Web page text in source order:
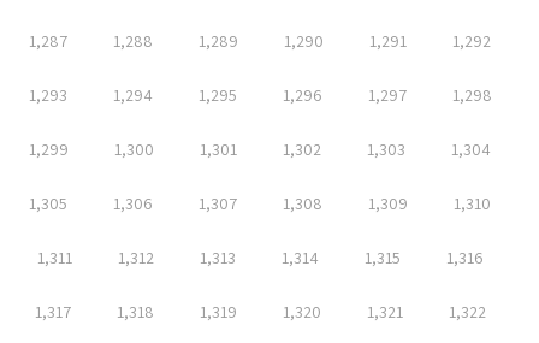
1,287 1,288 1,289 1,290 1,291 1,292
1,293 1,294 1,295 1,296 1,297 1,298
1,299 1,300 1,301 1,302 1,303 1,304
1,305 1,306 1,307 1,308 1,309 1,310
1,311 1,312 1,313 1,314 1,315 1,316
1,317 1,318 1,319 1,320 1,321 1,322